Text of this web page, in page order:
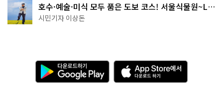
호수·예술·미식 모두 품은 도보 코스! 서울식물원~LG
아트센터~마곡테라스거리
시민기자 이상돈
다
운
로
A
p
p